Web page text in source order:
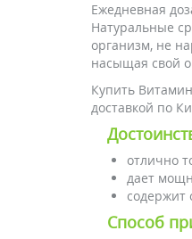
Ежедневная
Натуральные
организм, не
насыщая свой
Купить
доставкой по
отлично
дает
Способ